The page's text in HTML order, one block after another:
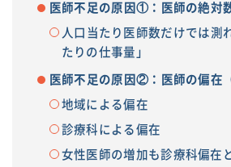
医師不足の原因①：医師の絶対
人口当たり医師数だけでは測
たりの仕事量」
医師不足の原因②：医師の偏在
地域による偏在
診療科による偏在
女性医師の増加も診療科偏在